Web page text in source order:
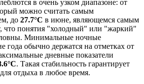
в очень узком диапазоне: от
можно считать самым
до 27.7°C в июне, являющемся самым
что понятия "холодный" или "жаркий"
Минимальные ночные
года обычно держатся на отметках от
дневные показатели
. Такая стабильность гарантирует
отдыха в любое время.